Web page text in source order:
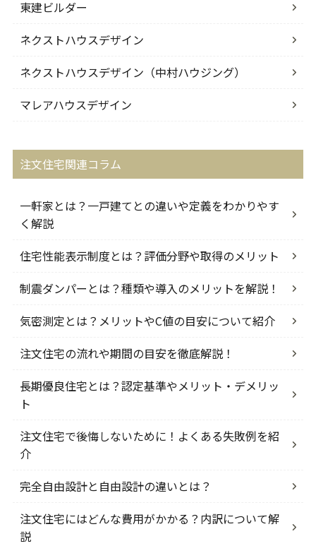
東建ビルダー
ネクストハウスデザイン
ネクストハウスデザイン（中村ハウジング）
マレアハウスデザイン
注文住宅関連コラム
一軒家とは？一戸建てとの違いや定義をわかりやす
く解説
住宅性能表示制度とは？評価分野や取得のメリット
制震ダンパーとは？種類や導入のメリットを解説！
気密測定とは？メリットやC値の目安について紹介
注文住宅の流れや期間の目安を徹底解説！
長期優良住宅とは？認定基準やメリット・デメリッ
ト
注文住宅で後悔しないために！よくある失敗例を紹
介
完全自由設計と自由設計の違いとは？
注文住宅にはどんな費用がかかる？内訳について解
説